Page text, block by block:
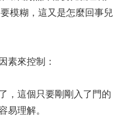
模糊，這又是怎麼回事兒
素來控制：
，這個只要剛剛入了門的
易理解。